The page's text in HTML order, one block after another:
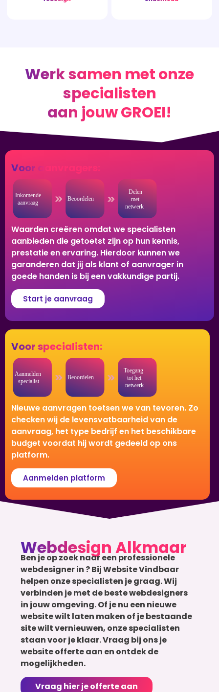
Werk samen met onze
specialisten
aan jouw GROEI!
Voor aanvragers:
Waarden creëren omdat we specialisten
aanbieden die getoetst zijn op hun kennis,
prestatie en ervaring. Hierdoor kunnen we
garanderen dat jij als klant of aanvrager in
goede handen is bij een vakkundige partij.
Start je aanvraag
Voor specialisten:
Nieuwe aanvragen toetsen we van tevoren. Zo
checken wij de levensvatbaarheid van de
aanvraag, het type bedrijf en het beschikbare
budget voordat hij wordt gedeeld op ons
platform.
Aanmelden platform
Webdesign Alkmaar
Ben je op zoek naar een professionele
webdesigner in ? Bij Website Vindbaar
helpen onze specialisten je graag. Wij
verbinden je met de beste webdesigners
in jouw omgeving. Of je nu een nieuwe
website wilt laten maken of je bestaande
site wilt vernieuwen, onze specialisten
staan voor je klaar. Vraag bij ons je
website offerte aan en ontdek de
mogelijkheden.
Vraag hier je offerte aan